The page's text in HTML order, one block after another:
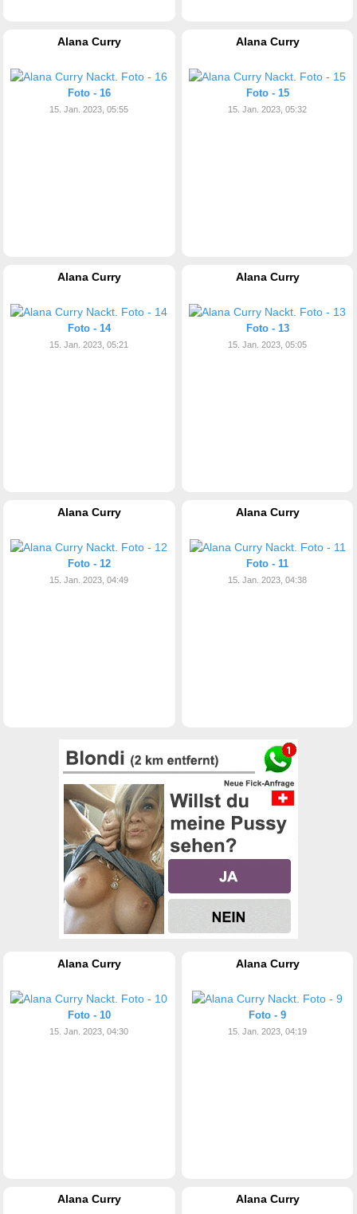
Alana Curry
Foto - 16
15. Jan. 2023, 05:55
Alana Curry
Foto - 15
15. Jan. 2023, 05:32
Alana Curry
Foto - 14
15. Jan. 2023, 05:21
Alana Curry
Foto - 13
15. Jan. 2023, 05:05
Alana Curry
Foto - 12
15. Jan. 2023, 04:49
Alana Curry
Foto - 11
15. Jan. 2023, 04:38
Alana Curry
Foto - 10
15. Jan. 2023, 04:30
Alana Curry
Foto - 9
15. Jan. 2023, 04:19
Alana Curry Alana Curry